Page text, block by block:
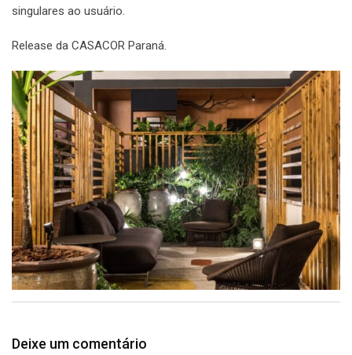
singulares ao usuário.
Release da CASACOR Paraná.
Deixe um comentário